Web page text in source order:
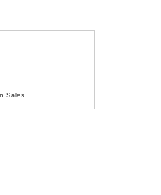
Sales